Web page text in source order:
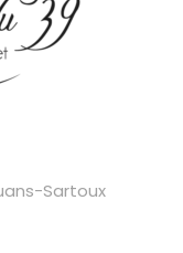
Sartoux